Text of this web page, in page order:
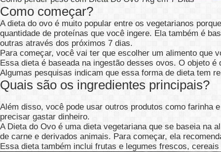
Como começar?
A dieta do ovo é muito popular entre os vegetarianos
quantidade de proteínas que você ingere. Ela também é
outras através dos próximos 7 dias.
Para começar, você vai ter que escolher um alimento que
Essa dieta é baseada na ingestão desses ovos. O objeto
Algumas pesquisas indicam que essa forma de dieta tem
Quais são os ingredientes principais?
Além disso, você pode usar outros produtos como farinha
precisar gastar dinheiro.
A Dieta do Ovo é uma dieta vegetariana que se baseia na
de carne e derivados animais. Para começar, ela
Essa dieta também inclui frutas e legumes frescos,